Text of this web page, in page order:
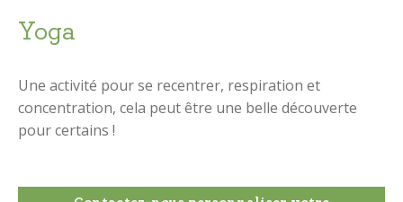
Yoga
Une activité pour se recentrer, respiration et
concentration, cela peut être une belle découverte
pour certains !